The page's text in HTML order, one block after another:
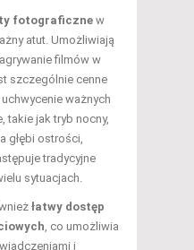
fotograficzne w
atut. Umożliwiają
filmów w
szczególnie cenne
ważnych
takie jak tryb nocny,
głębi ostrości,
tradycyjne
sytuacjach.
łatwy dostęp
, co umożliwia
i